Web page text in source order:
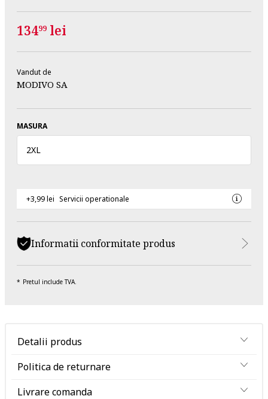
13499 lei
Vandut de
MODIVO SA
MASURA
2XL
+3,99 lei Servicii operationale
Informatii conformitate produs
Pretul include TVA.
Detalii produs
Politica de returnare
Livrare comanda